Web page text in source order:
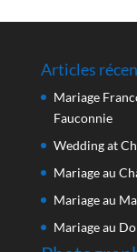
Articles
Mariage
Fauconnie
Wedding at
Mariage au
Mariage au
Mariage au